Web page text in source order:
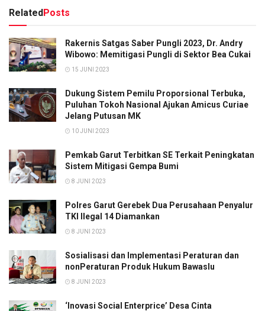
RelatedPosts
Rakernis Satgas Saber Pungli 2023, Dr. Andry
Wibowo: Memitigasi Pungli di Sektor Bea Cukai
15 JUNI 2023
Dukung Sistem Pemilu Proporsional Terbuka,
Puluhan Tokoh Nasional Ajukan Amicus Curiae
Jelang Putusan MK
10 JUNI 2023
Pemkab Garut Terbitkan SE Terkait Peningkatan
Sistem Mitigasi Gempa Bumi
8 JUNI 2023
Polres Garut Gerebek Dua Perusahaan Penyalur
TKI Ilegal 14 Diamankan
8 JUNI 2023
Sosialisasi dan Implementasi Peraturan dan
nonPeraturan Produk Hukum Bawaslu
8 JUNI 2023
‘Inovasi Social Enterprice’ Desa Cinta